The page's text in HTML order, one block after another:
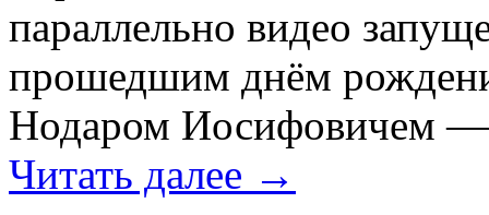
параллельно видео
прошедшим днём
Нодаром Иосифовичем —
Читать далее →